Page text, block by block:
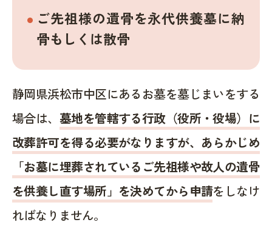
ご先祖様の遺骨を永代供養墓に納
骨もしくは散骨
静岡県浜松市中区にあるお墓を墓じまいをする
場合は、 墓地を管轄する行政（役所・役場）に
改葬許可を得る必要がなりますが、あらかじめ
「お墓に埋葬されているご先祖様や故人の遺骨
を供養し直す場所」を決めてから申請をしなけ
ればなりません。